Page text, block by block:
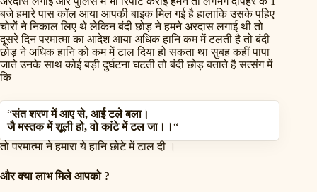
बजे हमारे पास कॉल आया आपकी बाइक मिल गई है हालाकि उसके पहिए
चोरों ने निकाल लिए थे लेकिन बंदी छोड़ ने हमने अरदास लगाई थी तो
दूसरे दिन परमात्मा का आदेश आया अधिक हानि कम में टलती है तो बंदी
छोड़ ने अधिक हानि को कम में टाल दिया हो सकता था सुबह कहीं पापा
जाते उनके साथ कोई बड़ी दुर्घटना घटती तो बंदी छोड़ बताते है सत्संग में
कि
“संत शरण में आए से, आई टले बला।
जै मस्तक में शूली हो, वो कांटे में टल जा।।“
तो परमात्मा ने हमारा ये हानि छोटे में टाल दी ।
और क्या लाभ मिले आपको ?